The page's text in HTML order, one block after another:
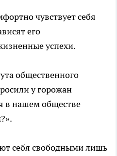
чувствует себя
его
успехи.
общественного
у горожан
в нашем обществе
себя свободными лишь